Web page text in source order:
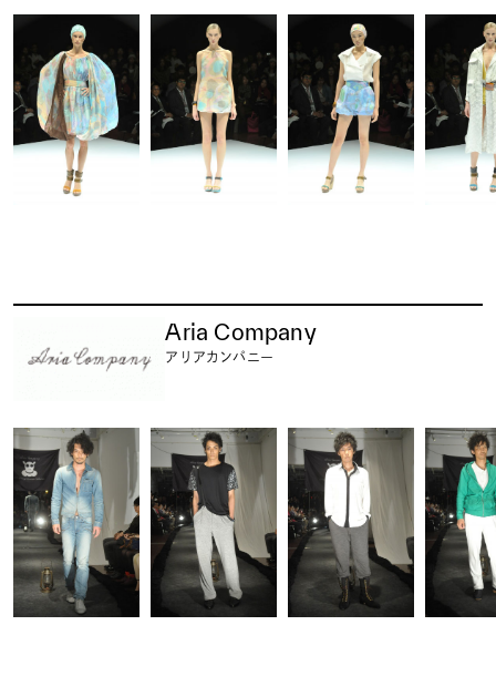
Aria Company
アリアカンパニー